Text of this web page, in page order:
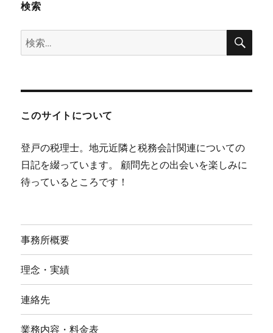
検索
検
索:
検
このサイトについて
登戸の税理士。地元近隣と税務会計関連についての
日記を綴っています。 顧問先との出会いを楽しみに
待っているところです！
事務所概要
理念・実績
連絡先
業務内容・料金表